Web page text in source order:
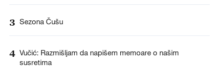
3 Sezona Čušu
4 Vučić: Razmišljam da napišem memoare o našim
susretima